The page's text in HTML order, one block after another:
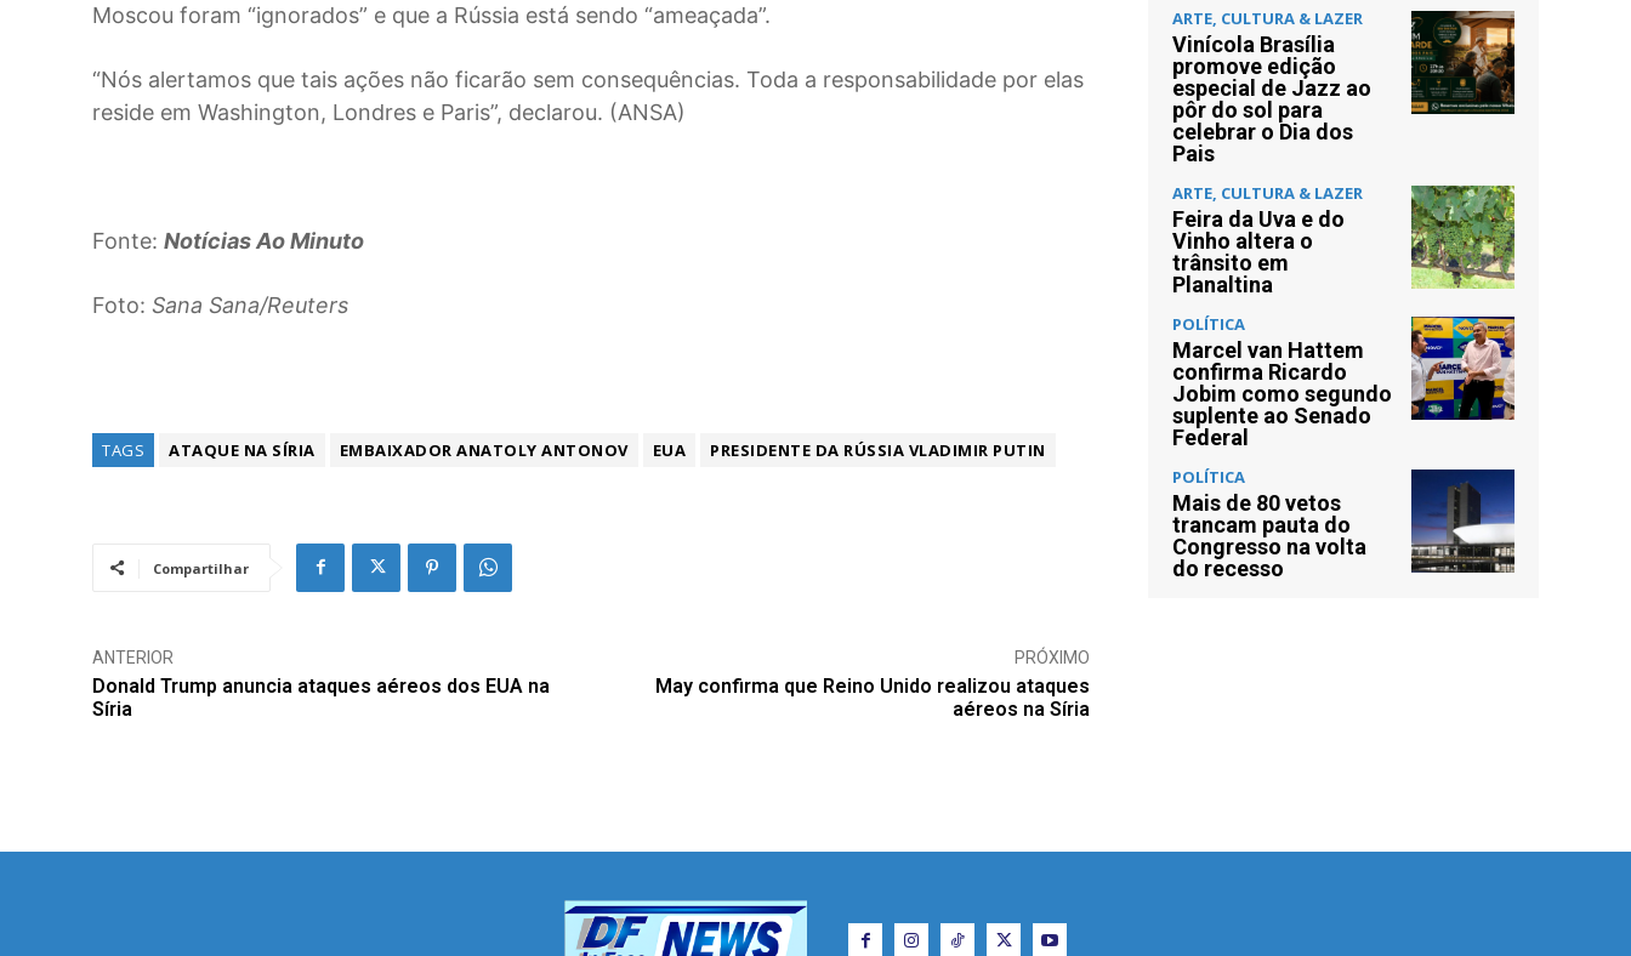
Moscou foram “ignorados” e que a Rússia está sendo “ameaçada”.
“Nós alertamos que tais ações não ficarão sem consequências. Toda a responsabilidade por elas
reside em Washington, Londres e Paris”, declarou. (ANSA)
Fonte: Notícias Ao Minuto
Foto: Sana Sana/Reuters
TAGS ATAQUE NA SÍRIA EMBAIXADOR ANATOLY ANTONOV EUA PRESIDENTE DA RÚSSIA VLADIMIR PUTIN
Compartilhar
ANTERIOR
Donald Trump anuncia ataques aéreos dos EUA na
Síria
PRÓXIMO
May confirma que Reino Unido realizou ataques
aéreos na Síria
ARTE, CULTURA & LAZER
Vinícola Brasília
promove edição
especial de Jazz ao
pôr do sol para
celebrar o Dia dos
Pais
ARTE, CULTURA & LAZER
Feira da Uva e do
Vinho altera o
trânsito em
Planaltina
POLÍTICA
Marcel van Hattem
confirma Ricardo
Jobim como segundo
suplente ao Senado
Federal
POLÍTICA
Mais de 80 vetos
trancam pauta do
Congresso na volta
do recesso